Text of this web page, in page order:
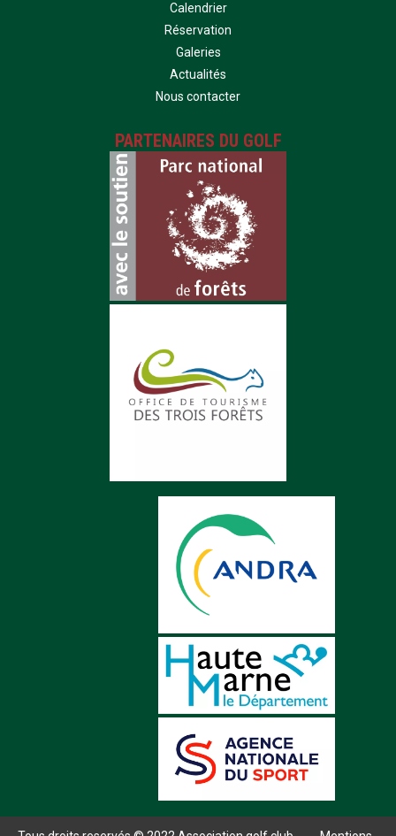
Calendrier
Réservation
Galeries
Actualités
Nous contacter
PARTENAIRES DU GOLF